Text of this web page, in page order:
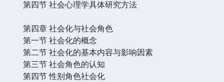
第四节 社会心理学具体研究方法
第四章 社会化与社会角色
第一节 社会化的概念
第二节 社会化的基本内容与影响因素
第三节 社会角色的认知
第四节 性别角色社会化